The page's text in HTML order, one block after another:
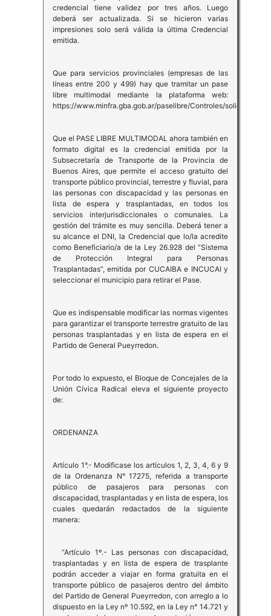
credencial tiene validez por tres años. Luego
deberá ser actualizada. Si se hicieron varias
impresiones solo será válida la última Credencial
emitida.
Que para servicios provinciales (empresas de las
líneas entre 200 y 499) hay que tramitar un pase
libre multimodal mediante la plataforma web:
https://www.minfra.gba.gob.ar/paselibre/Controles/
Que el PASE LIBRE MULTIMODAL ahora también en
formato digital es la credencial emitida por la
Subsecretaría de Transporte de la Provincia de
Buenos Aires, que permite el acceso gratuito del
transporte público provincial, terrestre y fluvial, para
las personas con discapacidad y las personas en
lista de espera y trasplantadas, en todos los
servicios interjurisdiccionales o comunales. La
gestión del trámite es muy sencilla. Deberá tener a
su alcance el DNI, la Credencial que lo/la acredite
como Beneficiario/a de la Ley 26.928 del “Sistema
de Protección Integral para Personas
Trasplantadas”, emitida por CUCAIBA e INCUCAI y
seleccionar el municipio para retirar el Pase.
Que es indispensable modificar las normas vigentes
para garantizar el transporte terrestre gratuito de las
personas trasplantadas y en lista de espera en el
Partido de General Pueyrredon.
Por todo lo expuesto, el Bloque de Concejales de la
Unión Cívica Radical eleva el siguiente proyecto
de:
ORDENANZA
Artículo 1°.- Modificase los artículos 1, 2, 3, 4, 6 y 9
de la Ordenanza N° 17275, referida a transporte
público de pasajeros para personas con
discapacidad, trasplantadas y en lista de espera, los
cuales quedarán redactados de la siguiente
manera:
“Artículo 1º.- Las personas con discapacidad,
trasplantadas y en lista de espera de trasplante
podrán acceder a viajar en forma gratuita en el
transporte público de pasajeros dentro del ámbito
del Partido de General Pueyrredon, con arreglo a lo
dispuesto en la Ley nº 10.592, en la Ley n° 14.721 y